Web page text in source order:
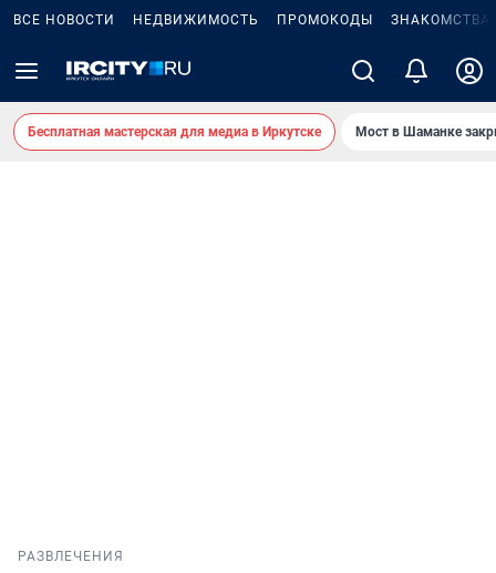
ВСЕ НОВОСТИ НЕДВИЖИМОСТЬ ПРОМОКОДЫ ЗНАКОМСТВА
Бесплатная мастерская для медиа в Иркутске Мост в Шаманке
РАЗВЛЕЧЕНИЯ